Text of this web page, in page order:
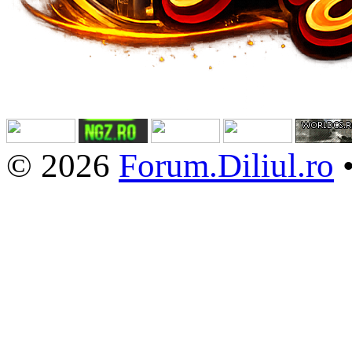
© 2026 Forum.Diliul.ro